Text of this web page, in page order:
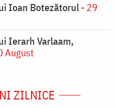
Ioan Botezătorul- 29
Ierarh Varlaam,
August
ZILNICE